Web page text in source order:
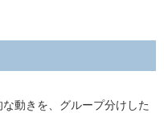
動きを、グループ分けした